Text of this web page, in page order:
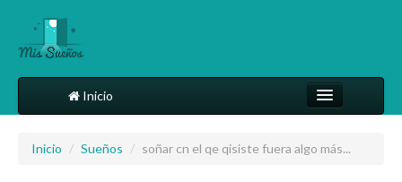
Inicio
Inicio / Sueños / soñar cn el qe qisiste fuera algo más...